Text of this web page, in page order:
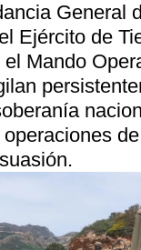
General
Ejército de
Mando
operaciones